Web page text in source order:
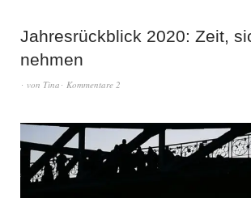
Jahresrückblick 2020: Zeit,
nehmen
von Tina Kommentare 2